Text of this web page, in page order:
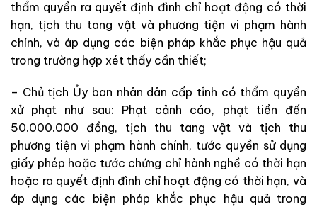
thẩm quyền ra quyết định đình chỉ hoạt động có thời
hạn, tịch thu tang vật và phương tiện vi phạm hành
chính, và áp dụng các biện pháp khắc phục hậu quả
trong trường hợp xét thấy cần thiết;
– Chủ tịch Ủy ban nhân dân cấp tỉnh có thẩm quyền
xử phạt như sau: Phạt cảnh cáo, phạt tiền đến
50.000.000 đồng, tịch thu tang vật và tịch thu
phương tiện vi phạm hành chính, tước quyền sử dụng
giấy phép hoặc tước chứng chỉ hành nghề có thời hạn
hoặc ra quyết định đình chỉ hoạt động có thời hạn, và
áp dụng các biện pháp khắc phục hậu quả trong